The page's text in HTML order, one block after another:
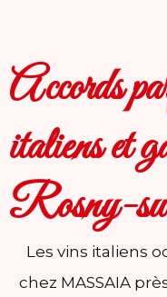
Accords
italiens et
Rosny-
Les vins italiens
chez MASSAIA